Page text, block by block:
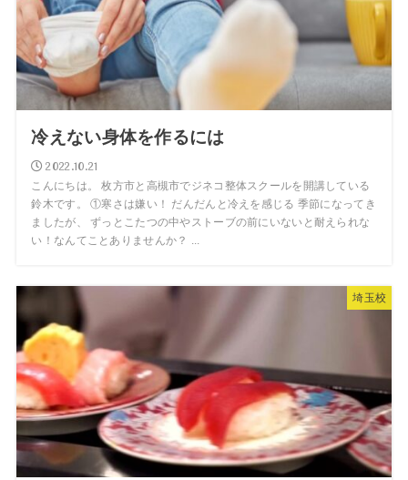
冷えない身体を作るには
2022.10.21
こんにちは。 枚方市と高槻市でジネコ整体スクールを開講している
鈴木です。 ①寒さは嫌い！ だんだんと冷えを感じる 季節になってき
ましたが、 ずっとこたつの中やストーブの前にいないと耐えられな
い！なんてことありませんか？ ...
埼玉校